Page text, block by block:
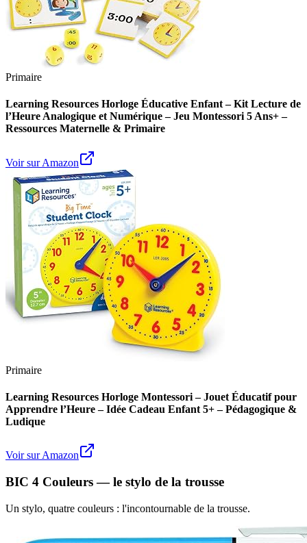
Primaire
Learning Resources Horloge Éducative Enfant – Kit Lecture de
l’Heure Analogique et Numérique – Jeu Montessori 5 Ans+ –
Ressources Maternelle & Primaire
Voir sur Amazon
Primaire
Learning Resources Horloge Montessori – Jouet Éducatif pour
Apprendre l’Heure – Idée Cadeau Enfant 5+ – Pédagogique &
Ludique
Voir sur Amazon
BIC 4 Couleurs — le stylo de la trousse
Un stylo, quatre couleurs : l'incontournable de la trousse.